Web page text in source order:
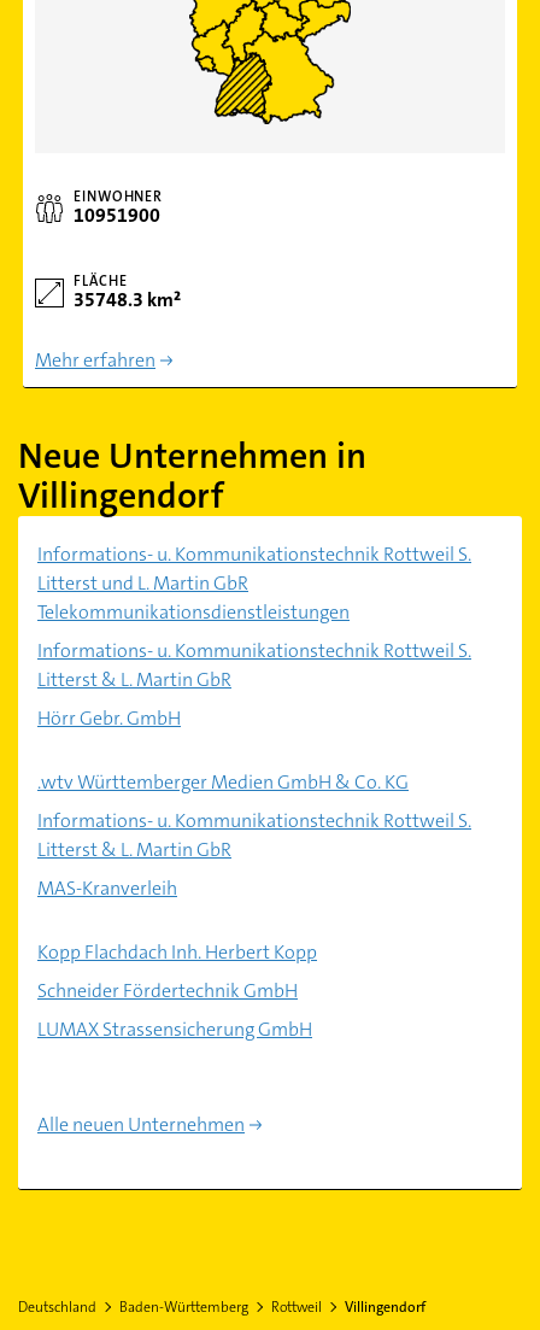
EINWOHNER
10951900
FLÄCHE
35748.3 km²
Mehr erfahren
Neue Unternehmen in
Villingendorf
Informations- u. Kommunikationstechnik Rottweil S.
Litterst und L. Martin GbR
Telekommunikationsdienstleistungen
Informations- u. Kommunikationstechnik Rottweil S.
Litterst & L. Martin GbR
Hörr Gebr. GmbH
.wtv Württemberger Medien GmbH & Co. KG
Informations- u. Kommunikationstechnik Rottweil S.
Litterst & L. Martin GbR
MAS-Kranverleih
Kopp Flachdach Inh. Herbert Kopp
Schneider Fördertechnik GmbH
LUMAX Strassensicherung GmbH
Alle neuen Unternehmen
Deutschland Baden-Württemberg Rottweil Villingendorf